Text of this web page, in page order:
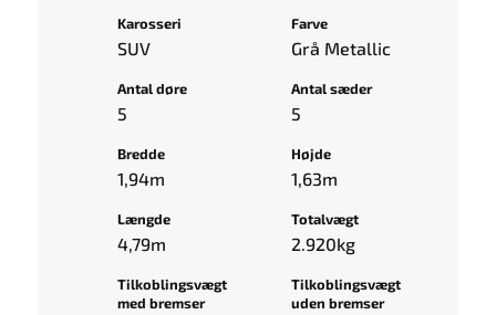
Karosseri
SUV
Farve
Grå Metallic
Antal døre
5
Antal sæder
5
Bredde
1,94m
Højde
1,63m
Længde
4,79m
Totalvægt
2.920kg
Tilkoblingsvægt
med bremser
Tilkoblingsvægt
uden bremser